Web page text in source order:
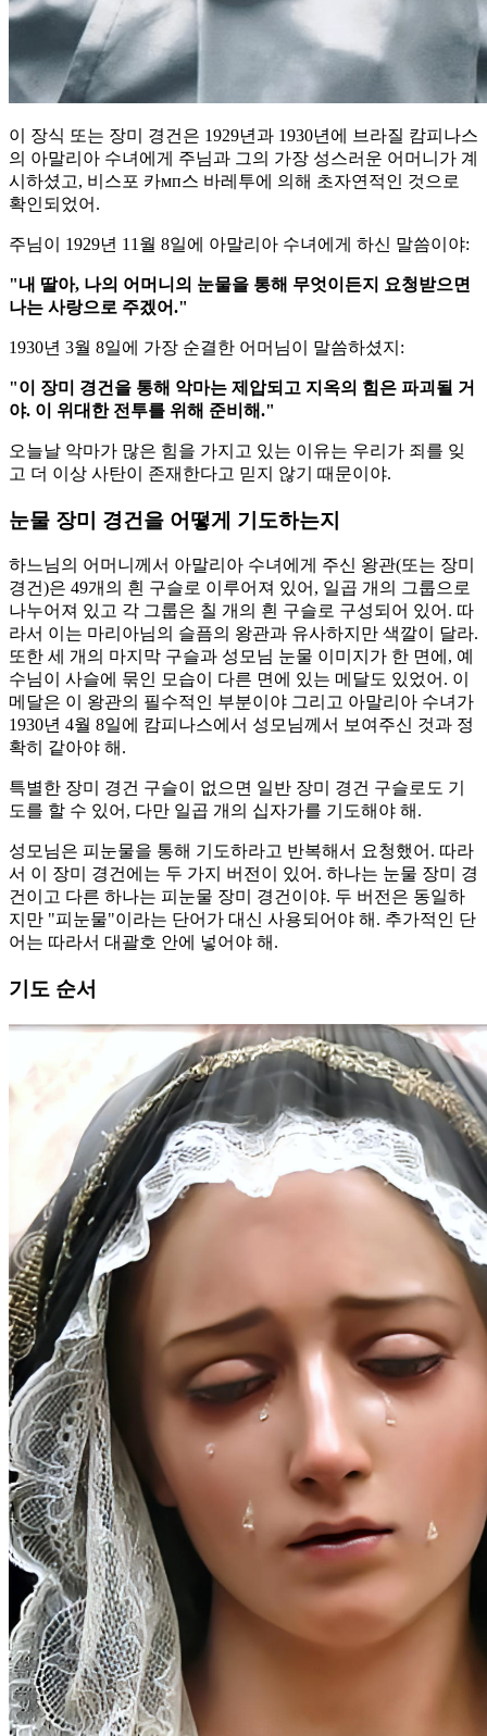
이 장식 또는 장미 경건은 1929년과 1930년에 브라질 캄피나스
의 아말리아 수녀에게 주님과 그의 가장 성스러운 어머니가 계
시하셨고, 비스포 카мп스 바레투에 의해 초자연적인 것으로
확인되었어.
주님이 1929년 11월 8일에 아말리아 수녀에게 하신 말씀이야:
"내 딸아, 나의 어머니의 눈물을 통해 무엇이든지 요청받으면
나는 사랑으로 주겠어."
1930년 3월 8일에 가장 순결한 어머님이 말씀하셨지:
"이 장미 경건을 통해 악마는 제압되고 지옥의 힘은 파괴될 거
야. 이 위대한 전투를 위해 준비해."
오늘날 악마가 많은 힘을 가지고 있는 이유는 우리가 죄를 잊
고 더 이상 사탄이 존재한다고 믿지 않기 때문이야.
눈물 장미 경건을 어떻게 기도하는지
하느님의 어머니께서 아말리아 수녀에게 주신 왕관(또는 장미
경건)은 49개의 흰 구슬로 이루어져 있어, 일곱 개의 그룹으로
나누어져 있고 각 그룹은 칠 개의 흰 구슬로 구성되어 있어. 따
라서 이는 마리아님의 슬픔의 왕관과 유사하지만 색깔이 달라.
또한 세 개의 마지막 구슬과 성모님 눈물 이미지가 한 면에, 예
수님이 사슬에 묶인 모습이 다른 면에 있는 메달도 있었어. 이
메달은 이 왕관의 필수적인 부분이야 그리고 아말리아 수녀가
1930년 4월 8일에 캄피나스에서 성모님께서 보여주신 것과 정
확히 같아야 해.
특별한 장미 경건 구슬이 없으면 일반 장미 경건 구슬로도 기
도를 할 수 있어, 다만 일곱 개의 십자가를 기도해야 해.
성모님은 피눈물을 통해 기도하라고 반복해서 요청했어. 따라
서 이 장미 경건에는 두 가지 버전이 있어. 하나는 눈물 장미 경
건이고 다른 하나는 피눈물 장미 경건이야. 두 버전은 동일하
지만 "피눈물"이라는 단어가 대신 사용되어야 해. 추가적인 단
어는 따라서 대괄호 안에 넣어야 해.
기도 순서
(1)시작할 때